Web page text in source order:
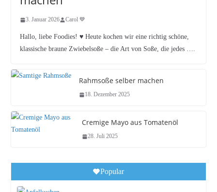
3. Januar 2026 Carol 💙
Hallo, liebe Foodies! ♥︎ Heute kochen wir eine richtig schöne,
klassische braune Zwiebelsoße – die Art von Soße, die jedes ….
Rahmsoße selber machen
18. Dezember 2025
Cremige Mayo aus Tomatenöl
28. Juli 2025
Popular